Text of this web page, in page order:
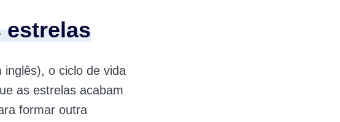
estrelas
o ciclo de vida
as estrelas acabam
formar outra